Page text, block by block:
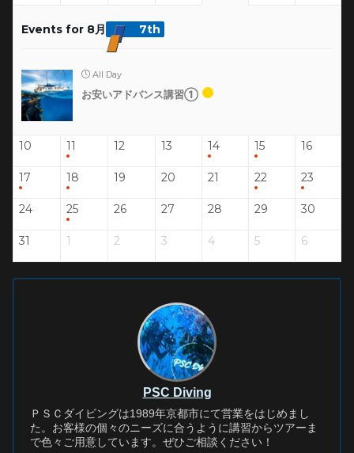
Events for 8月 7th
All Day
お安いアドバンス講習①
10 11 12 13 14 15 16
17 18 19 20 21 22 23
24 25 26 27 28 29 30
31 1 2 3 4 5 6
PSC Diving
ＰＳＣダイビングは1989年京都市にて営業をはじめまし
た。お客様の個々のニーズに合うように講習からツアーま
で色々ご用意しています。ぜひご相談ください！